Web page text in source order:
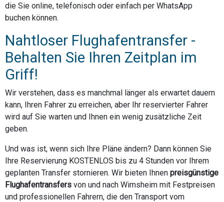
die Sie online, telefonisch oder einfach per WhatsApp
buchen können.
Nahtloser Flughafentransfer -
Behalten Sie Ihren Zeitplan im
Griff!
Wir verstehen, dass es manchmal länger als erwartet dauern
kann, Ihren Fahrer zu erreichen, aber Ihr reservierter Fahrer
wird auf Sie warten und Ihnen ein wenig zusätzliche Zeit
geben.
Und was ist, wenn sich Ihre Pläne ändern? Dann können Sie
Ihre Reservierung KOSTENLOS bis zu 4 Stunden vor Ihrem
geplanten Transfer stornieren. Wir bieten Ihnen preisgünstige
Flughafentransfers von und nach Wimsheim mit Festpreisen
und professionellen Fahrern, die den Transport vom